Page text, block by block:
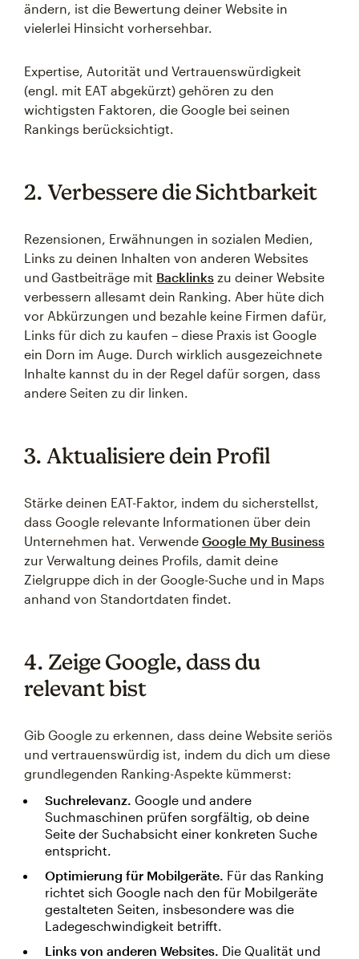
ändern, ist die Bewertung deiner Website in
vielerlei Hinsicht vorhersehbar.
Expertise, Autorität und Vertrauenswürdigkeit
(engl. mit EAT abgekürzt) gehören zu den
wichtigsten Faktoren, die Google bei seinen
Rankings berücksichtigt.
2. Verbessere die Sichtbarkeit
Rezensionen, Erwähnungen in sozialen Medien,
Links zu deinen Inhalten von anderen Websites
und Gastbeiträge mit Backlinks zu deiner Website
verbessern allesamt dein Ranking. Aber hüte dich
vor Abkürzungen und bezahle keine Firmen dafür,
Links für dich zu kaufen – diese Praxis ist Google
ein Dorn im Auge. Durch wirklich ausgezeichnete
Inhalte kannst du in der Regel dafür sorgen, dass
andere Seiten zu dir linken.
3. Aktualisiere dein Profil
Stärke deinen EAT-Faktor, indem du sicherstellst,
dass Google relevante Informationen über dein
Unternehmen hat. Verwende Google My Business
zur Verwaltung deines Profils, damit deine
Zielgruppe dich in der Google-Suche und in Maps
anhand von Standortdaten findet.
4. Zeige Google, dass du
relevant bist
Gib Google zu erkennen, dass deine Website seriös
und vertrauenswürdig ist, indem du dich um diese
grundlegenden Ranking-Aspekte kümmerst:
Suchrelevanz. Google und andere
Suchmaschinen prüfen sorgfältig, ob deine
Seite der Suchabsicht einer konkreten Suche
entspricht.
Optimierung für Mobilgeräte. Für das Ranking
richtet sich Google nach den für Mobilgeräte
gestalteten Seiten, insbesondere was die
Ladegeschwindigkeit betrifft.
Links von anderen Websites. Die Qualität und